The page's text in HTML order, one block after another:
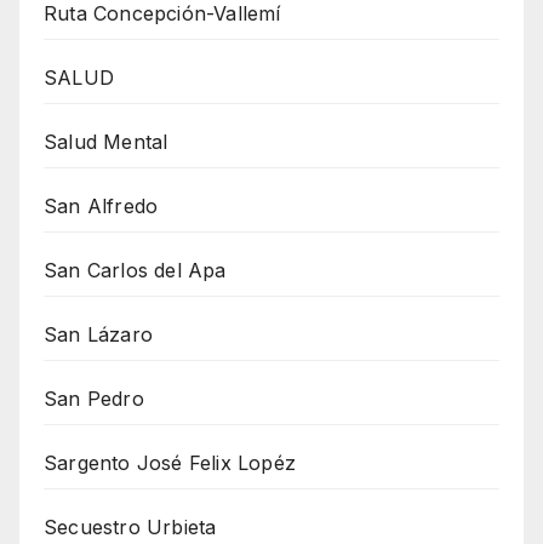
Ruta Concepción-Vallemí
SALUD
Salud Mental
San Alfredo
San Carlos del Apa
San Lázaro
San Pedro
Sargento José Felix Lopéz
Secuestro Urbieta